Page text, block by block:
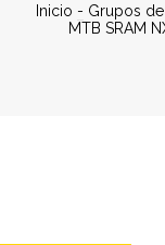
Inicio - Grupos
MTB SRAM